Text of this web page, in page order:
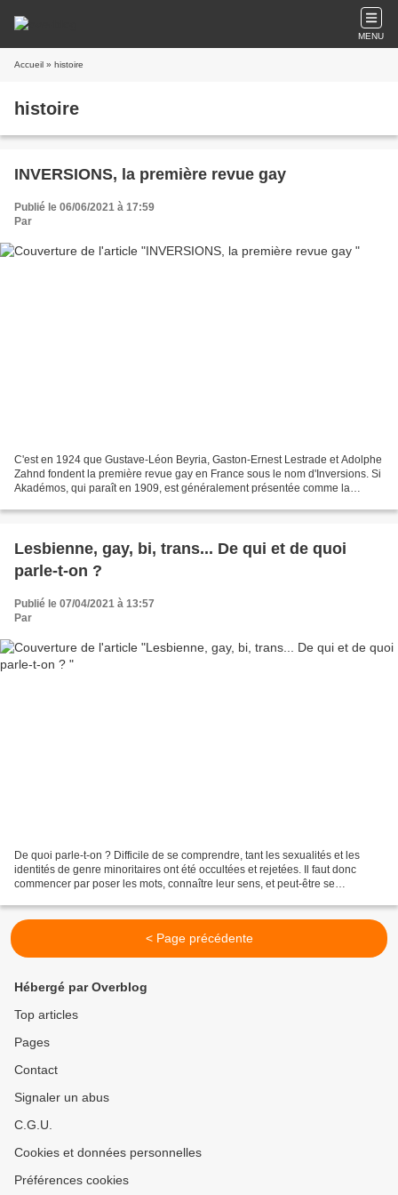
MENU
Accueil » histoire
histoire
INVERSIONS, la première revue gay
Publié le 06/06/2021 à 17:59
Par
C'est en 1924 que Gustave-Léon Beyria, Gaston-Ernest Lestrade et Adolphe
Zahnd fondent la première revue gay en France sous le nom d'Inversions. Si
Akadémos, qui paraît en 1909, est généralement présentée comme la
Lesbienne, gay, bi, trans... De qui et de quoi
parle-t-on ?
Publié le 07/04/2021 à 13:57
Par
De quoi parle-t-on ? Difficile de se comprendre, tant les sexualités et les
identités de genre minoritaires ont été occultées et rejetées. Il faut donc
commencer par poser les mots, connaître leur sens, et peut-être se
< Page précédente
Hébergé par Overblog
Top articles
Pages
Contact
Signaler un abus
C.G.U.
Cookies et données personnelles
Préférences cookies